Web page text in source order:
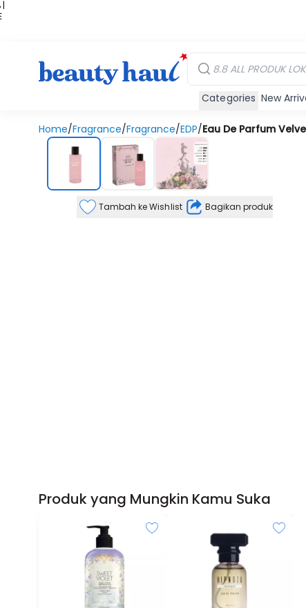
|
Categories New
Home/Fragrance/Fragrance/EDP/Eau De Parfum
Tambah ke Wishlist Bagikan produk
Produk yang Mungkin Kamu Suka